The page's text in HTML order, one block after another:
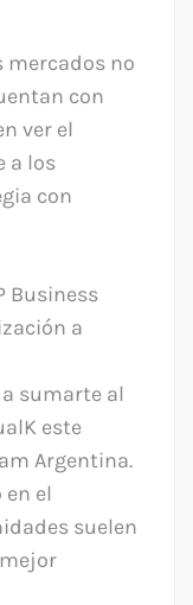
mercados no
con
ver el
a los
con
Business
a
sumarte al
este
Argentina.
en el
suelen